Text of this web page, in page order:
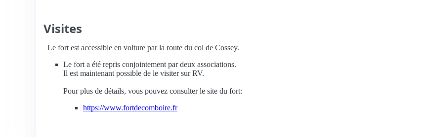
Visites
Le fort est accessible en voiture par la route du col de Cossey.
Le fort a été repris conjointement par deux associations.
Il est maintenant possible de le visiter sur RV.
Pour plus de détails, vous pouvez consulter le site du fort:
https://www.fortdecomboire.fr